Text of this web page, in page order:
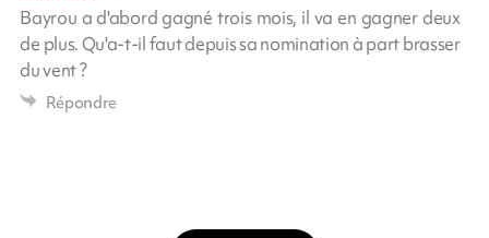
Bayrou a d'abord gagné trois mois, il va en gagner deux
de plus. Qu'a-t-il faut depuis sa nomination à part brasser
du vent ?
Répondre